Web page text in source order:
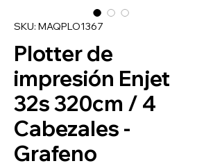
SKU: MAQPLO1367
Plotter de
impresión Enjet
32s 320cm / 4
Cabezales -
Grafeno